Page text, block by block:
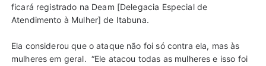
ficará registrado na Deam [Delegacia Especial de
Atendimento à Mulher] de Itabuna.
Ela considerou que o ataque não foi só contra ela, mas às
mulheres em geral. “Ele atacou todas as mulheres e isso foi